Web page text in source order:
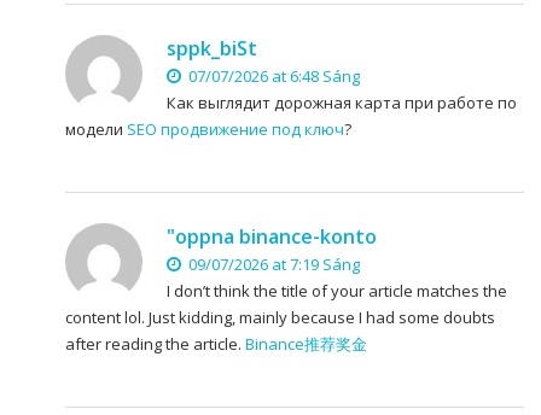
sppk_biSt
07/07/2026 at 6:48 Sáng
Как выглядит дорожная карта при работе по
модели SEO продвижение под ключ?
"oppna binance-konto
09/07/2026 at 7:19 Sáng
I don’t think the title of your article matches the
content lol. Just kidding, mainly because I had some doubts
after reading the article. Binance推荐奖金